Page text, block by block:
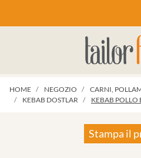
HOME NEGOZIO CARNI,
KEBAB DOSTLAR
KEBAB POLLO
Stampa il